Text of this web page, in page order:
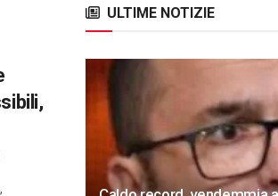
ULTIME NOTIZIE